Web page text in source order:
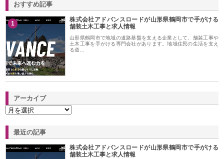
おすすめ記事
1
株式会社アドバンスロードが山形県鶴岡市で手がける
舗装土木工事と求人情報
山形県鶴岡市で地域の道路基盤を支える企業として、舗装工事や
土木工事を手がける専門会社があります。地域住民の生活を支え
る道…
アーカイブ
最近の記事
株式会社アドバンスロードが山形県鶴岡市で手がける
舗装土木工事と求人情報